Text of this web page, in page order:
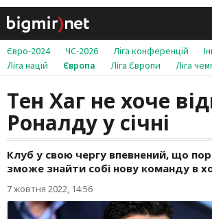
Євро-2024 ЧС-2026 Ліга конференцій
Ліга націй
Європа Ліга Європи Ліга
Тен Хаг не хоче
Роналду у січні
Клуб у свою чергу впевнений, що
зможе знайти собі нову команду в
7 жовтня 2022, 14:56